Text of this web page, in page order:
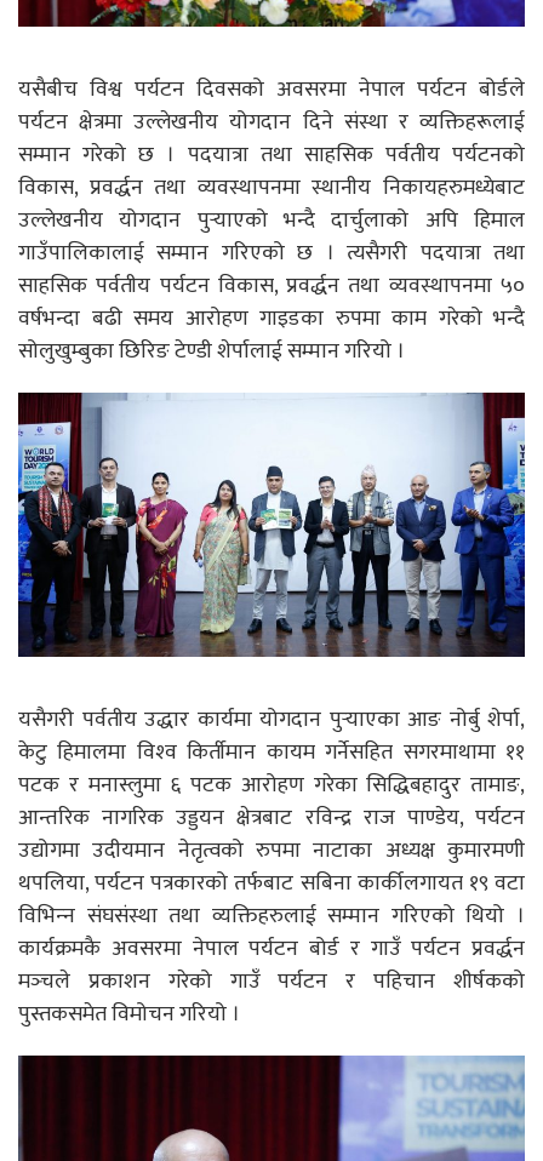
यसैबीच विश्व पर्यटन दिवसको अवसरमा नेपाल पर्यटन बोर्डले
पर्यटन क्षेत्रमा उल्लेखनीय योगदान दिने संस्था र व्यक्तिहरूलाई
सम्मान गरेको छ । पदयात्रा तथा साहसिक पर्वतीय पर्यटनको
विकास, प्रवर्द्धन तथा व्यवस्थापनमा स्थानीय निकायहरुमध्येबाट
उल्लेखनीय योगदान पुर्‍याएको भन्दै दार्चुलाको अपि हिमाल
गाउँपालिकालाई सम्मान गरिएको छ । त्यसैगरी पदयात्रा तथा
साहसिक पर्वतीय पर्यटन विकास, प्रवर्द्धन तथा व्यवस्थापनमा ५०
वर्षभन्दा बढी समय आरोहण गाइडका रुपमा काम गरेको भन्दै
सोलुखुम्बुका छिरिङ टेण्डी शेर्पालाई सम्मान गरियो ।
यसैगरी पर्वतीय उद्धार कार्यमा योगदान पुर्‍याएका आङ नोर्बु शेर्पा,
केटु हिमालमा विश्‍व किर्तीमान कायम गर्नेसहित सगरमाथामा ११
पटक र मनास्लुमा ६ पटक आरोहण गरेका सिद्धिबहादुर तामाङ,
आन्तरिक नागरिक उड्डयन क्षेत्रबाट रविन्द्र राज पाण्डेय, पर्यटन
उद्योगमा उदीयमान नेतृत्वको रुपमा नाटाका अध्यक्ष कुमारमणी
थपलिया, पर्यटन पत्रकारको तर्फबाट सबिना कार्कीलगायत १९ वटा
विभिन्‍न संघसंस्था तथा व्यक्तिहरुलाई सम्मान गरिएको थियो ।
कार्यक्रमकै अवसरमा नेपाल पर्यटन बोर्ड र गाउँ पर्यटन प्रवर्द्धन
मञ्‍चले प्रकाशन गरेको गाउँ पर्यटन र पहिचान शीर्षकको
पुस्तकसमेत विमोचन गरियो ।